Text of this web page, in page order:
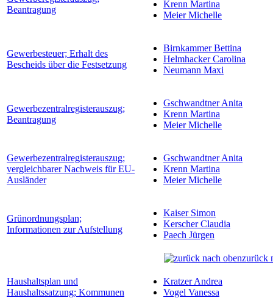
Beantragung
Krenn Martina
Meier Michelle
Gewerbesteuer; Erhalt des
Bescheids über die Festsetzung
Birnkammer Bettina
Helmhacker Carolina
Neumann Maxi
Gewerbezentralregisterauszug;
Beantragung
Gschwandtner Anita
Krenn Martina
Meier Michelle
Gewerbezentralregisterauszug;
vergleichbarer Nachweis für EU-
Ausländer
Gschwandtner Anita
Krenn Martina
Meier Michelle
Grünordnungsplan;
Informationen zur Aufstellung
Kaiser Simon
Kerscher Claudia
Paech Jürgen
zurück
Haushaltsplan und
Haushaltssatzung; Kommunen
Kratzer Andrea
Vogel Vanessa